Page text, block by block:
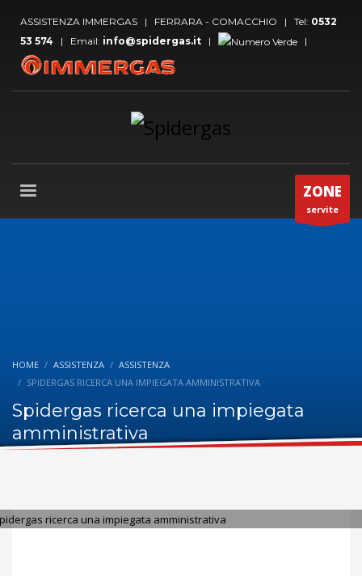
ASSISTENZA IMMERGAS | FERRARA - COMACCHIO | Tel: 0532
53 574 | Email: info@spidergas.it | |
ZONE
servite
HOME ASSISTENZA
ASSISTENZA
SPIDERGAS RICERCA UNA IMPIEGATA AMMINISTRATIVA
Spidergas ricerca una impiegata
amministrativa